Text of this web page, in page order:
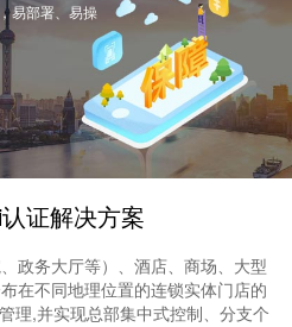
易部署、易操
证解决方案
政务大厅等）、酒店、商场、大型
在不同地理位置的连锁实体门店的
理,并实现总部集中式控制、分支个